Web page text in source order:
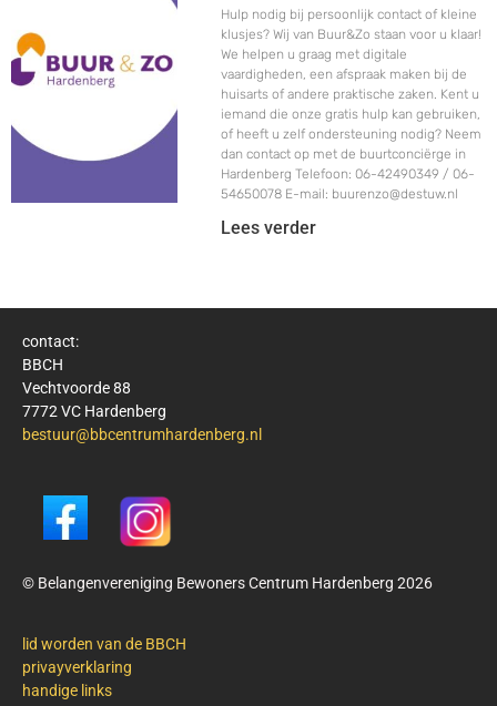
Hulp nodig bij persoonlijk contact of kleine
klusjes? Wij van Buur&Zo staan voor u klaar!
We helpen u graag met digitale
vaardigheden, een afspraak maken bij de
huisarts of andere praktische zaken. Kent u
iemand die onze gratis hulp kan gebruiken,
of heeft u zelf ondersteuning nodig? Neem
dan contact op met de buurtconciërge in
Hardenberg Telefoon: 06-42490349 / 06-
54650078 E-mail: buurenzo@destuw.nl
Lees verder
contact:
BBCH
Vechtvoorde 88
7772 VC Hardenberg
bestuur@bbcentrumhardenberg.nl
© Belangenvereniging Bewoners Centrum Hardenberg 2026
lid worden van de BBCH
privayverklaring
handige links